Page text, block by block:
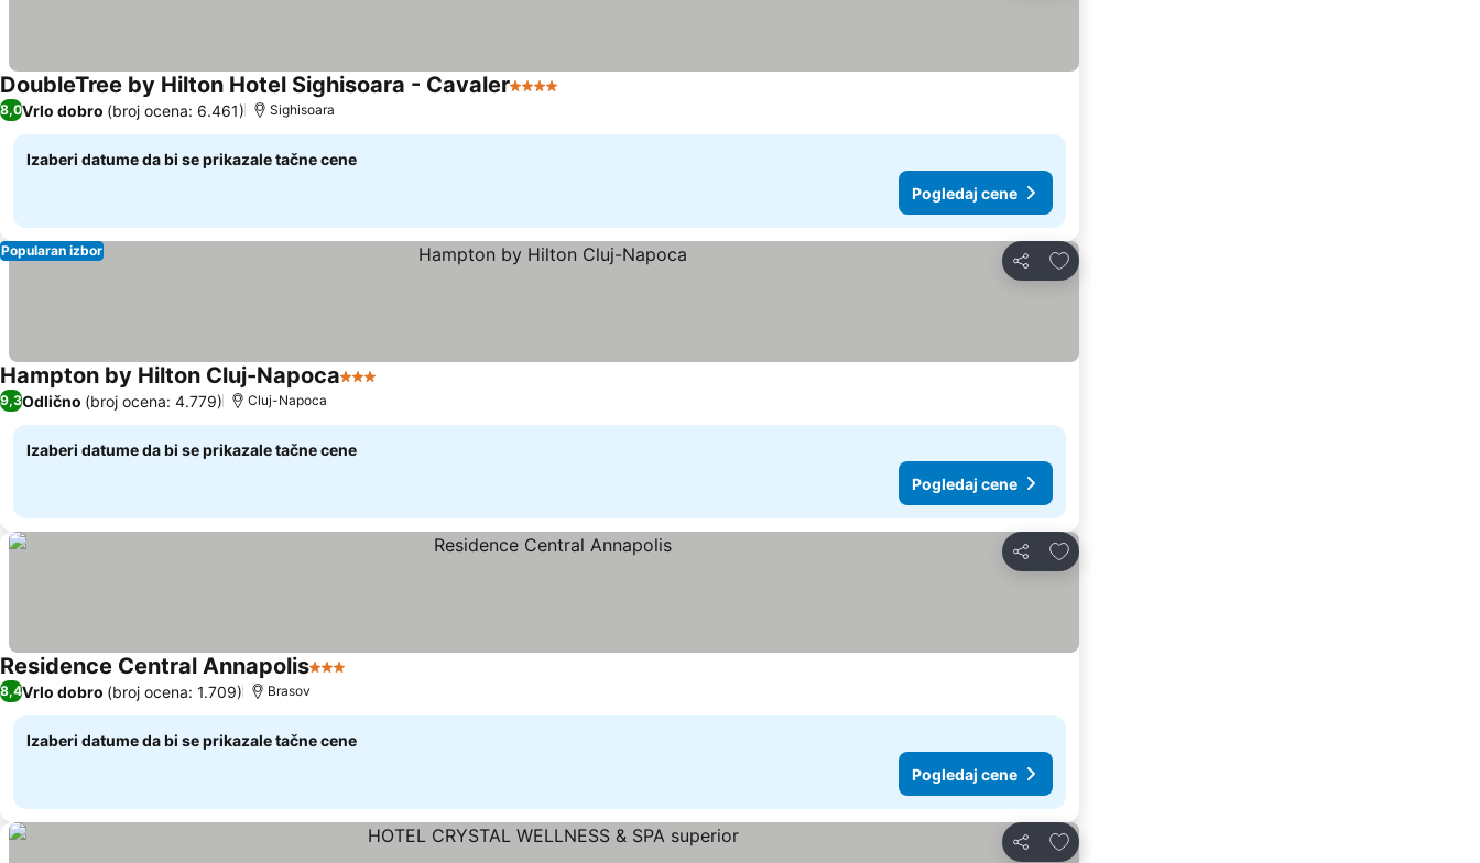
DoubleTree by Hilton Hotel Sighisoara - Cavaler4 Zvezdice
8,0Vrlo dobro (broj ocena: 6.461) Sighisoara
Izaberi datume da bi se prikazale tačne cene
Pogledaj cene
Deli
Dodati u favorite
Popularan izbor
Hampton by Hilton Cluj-Napoca3 Zvezdice
9,3Odlično (broj ocena: 4.779) Cluj-Napoca
Izaberi datume da bi se prikazale tačne cene
Pogledaj cene
Deli
Dodati u favorite
Residence Central Annapolis3 Zvezdice
8,4Vrlo dobro (broj ocena: 1.709) Brasov
Izaberi datume da bi se prikazale tačne cene
Pogledaj cene
Deli
Dodati u favorite